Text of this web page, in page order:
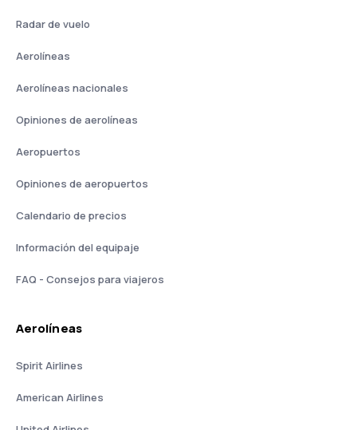
Radar de vuelo
Aerolíneas
Aerolíneas nacionales
Opiniones de aerolíneas
Aeropuertos
Opiniones de aeropuertos
Calendario de precios
Información del equipaje
FAQ - Consejos para viajeros
Aerolíneas
Spirit Airlines
American Airlines